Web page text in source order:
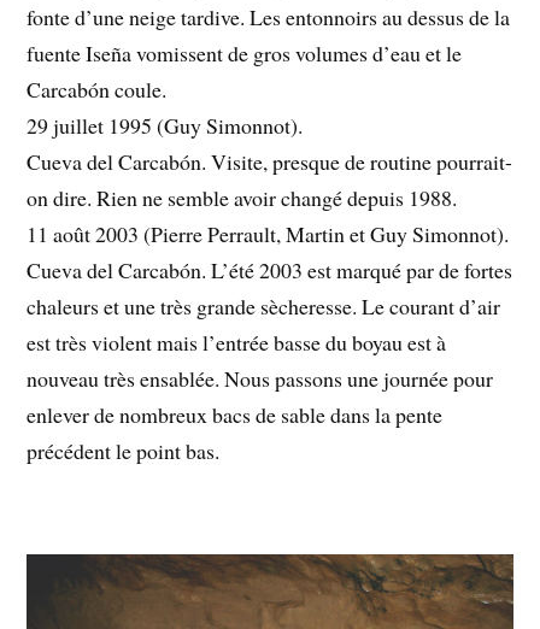
fonte d’une neige tardive. Les entonnoirs au dessus de la
fuente Iseña vomissent de gros volumes d’eau et le
Carcabón coule.
29 juillet 1995 (Guy Simonnot).
Cueva del Carcabón. Visite, presque de routine pourrait-
on dire. Rien ne semble avoir changé depuis 1988.
11 août 2003 (Pierre Perrault, Martin et Guy Simonnot).
Cueva del Carcabón. L’été 2003 est marqué par de fortes
chaleurs et une très grande sècheresse. Le courant d’air
est très violent mais l’entrée basse du boyau est à
nouveau très ensablée. Nous passons une journée pour
enlever de nombreux bacs de sable dans la pente
précédent le point bas.